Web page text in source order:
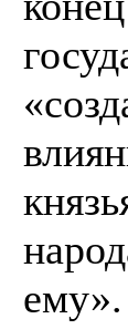
ему».